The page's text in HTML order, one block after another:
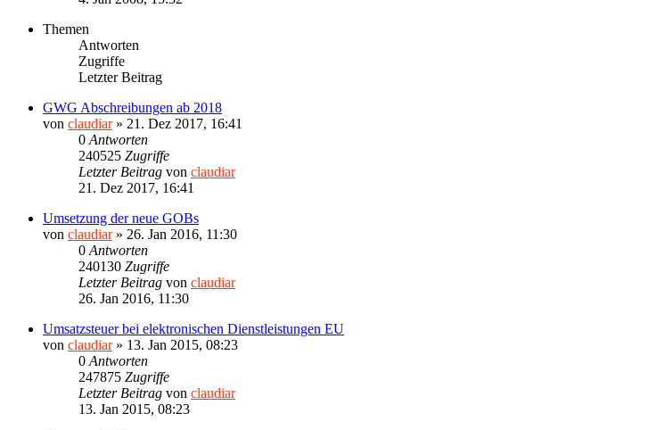
Themen
Antworten
Zugriffe
Letzter Beitrag
GWG Abschreibungen ab 2018
von claudiar» 21. Dez 2017, 16:41
0 Antworten
240525 Zugriffe
Letzter Beitrag von claudiar
21. Dez 2017, 16:41
Umsetzung der neue GOBs
von claudiar» 26. Jan 2016, 11:30
0 Antworten
240130 Zugriffe
Letzter Beitrag von claudiar
26. Jan 2016, 11:30
Umsatzsteuer bei elektronischen Dienstleistungen EU
von claudiar» 13. Jan 2015, 08:23
0 Antworten
247875 Zugriffe
Letzter Beitrag von claudiar
13. Jan 2015, 08:23